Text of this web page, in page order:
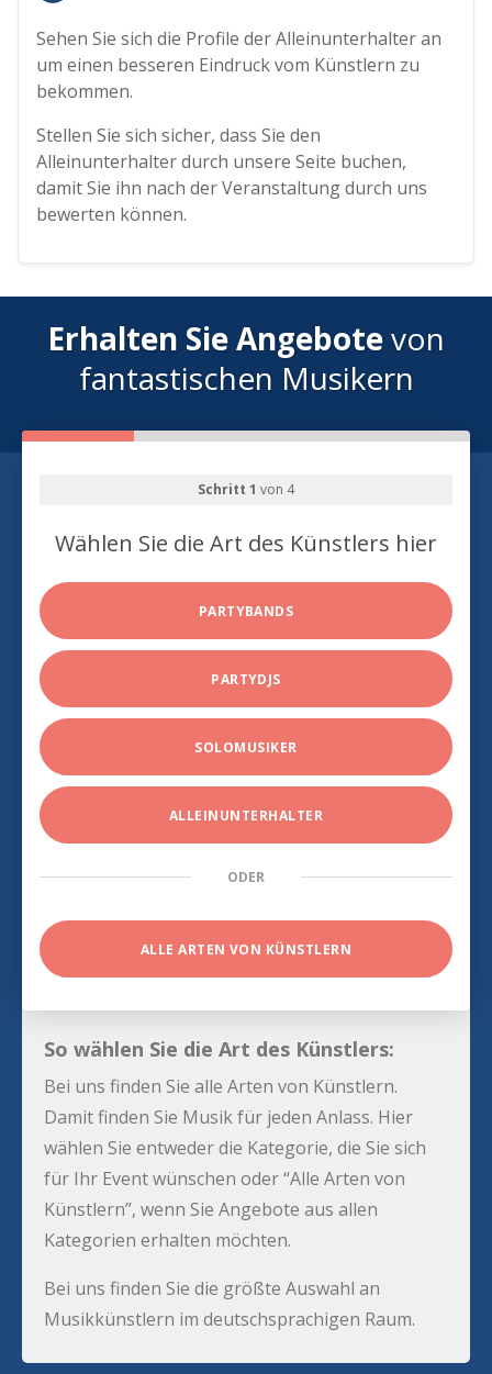
Sehen Sie sich die Profile der Alleinunterhalter an
um einen besseren Eindruck vom Künstlern zu
bekommen.
Stellen Sie sich sicher, dass Sie den
Alleinunterhalter durch unsere Seite buchen,
damit Sie ihn nach der Veranstaltung durch uns
bewerten können.
Erhalten Sie Angebotevon
fantastischen Musikern
Schritt 1 von 4
Wählen Sie die Art des Künstlers hier
PARTYBANDS
PARTYDJS
SOLOMUSIKER
ALLEINUNTERHALTER
ODER
ALLE ARTEN VON KÜNSTLERN
So wählen Sie die Art des Künstlers:
Bei uns finden Sie alle Arten von Künstlern.
Damit finden Sie Musik für jeden Anlass. Hier
wählen Sie entweder die Kategorie, die Sie sich
für Ihr Event wünschen oder “Alle Arten von
Künstlern”, wenn Sie Angebote aus allen
Kategorien erhalten möchten.
Bei uns finden Sie die größte Auswahl an
Musikkünstlern im deutschsprachigen Raum.